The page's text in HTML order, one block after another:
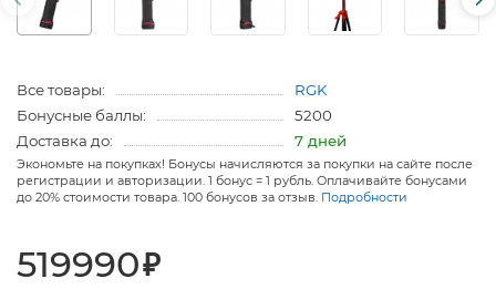
Все товары:
RGK
Бонусные баллы:
5200
Доставка до:
7 дней
Экономьте на покупках! Бонусы начисляются за покупки на сайте после
регистрации и авторизации. 1 бонус = 1 рубль. Оплачивайте бонусами
до 20% стоимости товара. 100 бонусов за отзыв. Подробности
519990₽